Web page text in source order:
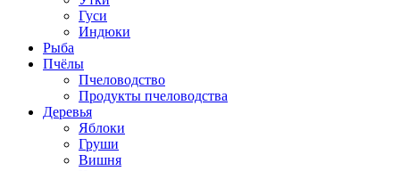
Гуси
Индюки
Рыба
Пчёлы
Пчеловодство
Продукты пчеловодства
Деревья
Яблоки
Груши
Вишня